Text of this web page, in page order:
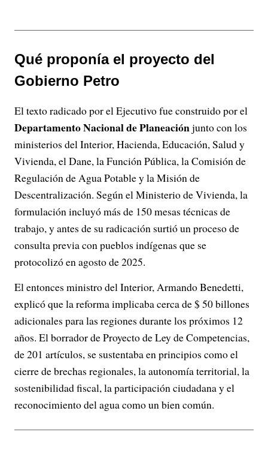
Qué proponía el proyecto del
Gobierno Petro
El texto radicado por el Ejecutivo fue construido por el
Departamento Nacional de Planeaciónjunto con los
ministerios del Interior, Hacienda, Educación, Salud y
Vivienda, el Dane, la Función Pública, la Comisión de
Regulación de Agua Potable y la Misión de
Descentralización. Según el Ministerio de Vivienda, la
formulación incluyó más de 150 mesas técnicas de
trabajo, y antes de su radicación surtió un proceso de
consulta previa con pueblos indígenas que se
protocolizó en agosto de 2025.
El entonces ministro del Interior, Armando Benedetti,
explicó que la reforma implicaba cerca de $ 50 billones
adicionales para las regiones durante los próximos 12
años. El borrador de Proyecto de Ley de Competencias,
de 201 artículos, se sustentaba en principios como el
cierre de brechas regionales, la autonomía territorial, la
sostenibilidad fiscal, la participación ciudadana y el
reconocimiento del agua como un bien común.